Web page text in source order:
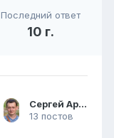
Последний ответ
10 г.
Сергей Арсентьев
13 постов